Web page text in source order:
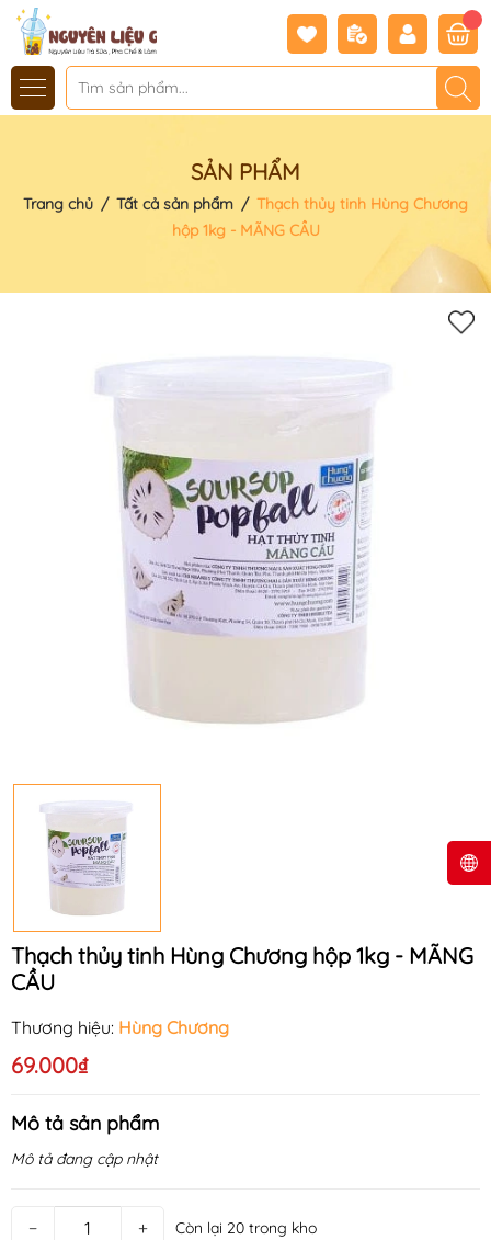
SẢN PHẨM
Trang chủ / Tất cả sản phẩm / Thạch thủy tinh Hùng Chương
hộp 1kg - MÃNG CẦU
Thạch thủy tinh Hùng Chương hộp 1kg - MÃNG
CẦU
Thương hiệu: Hùng Chương
69.000₫
Mô tả sản phẩm
Mô tả đang cập nhật
− + Còn lại 20 trong kho